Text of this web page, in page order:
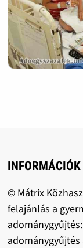
INFORMÁCIÓK
© Mátrix
felajánlás a
adománygyűjtés